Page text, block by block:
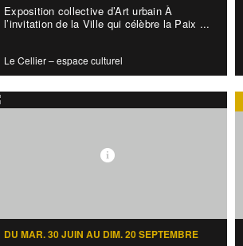
Exposition collective d’Art urbain À
l’invitation de la Ville qui célèbre la Paix ...
Le Cellier – espace culturel
DU MAR. 30 JUIN AU DIM. 20 SEPTEMBRE